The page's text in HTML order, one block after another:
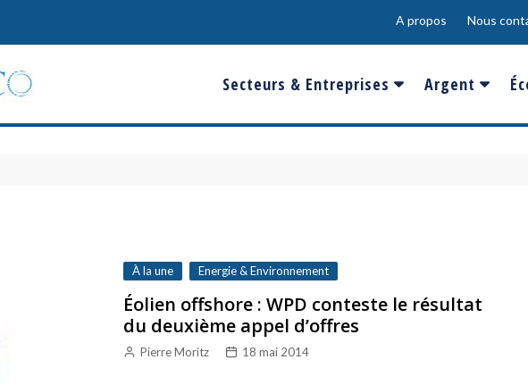
A propos Nous
Secteurs & Entreprises
Banques & Finances
Défense & Aéronautique
Santé & Biotechnologie
Technologies & Médias
Argent
Salaire
Epargne &
À la une Energie & Environnement
Éolien offshore : WPD conteste le résultat
du deuxième appel d’offres
Pierre Moritz 18 mai 2014